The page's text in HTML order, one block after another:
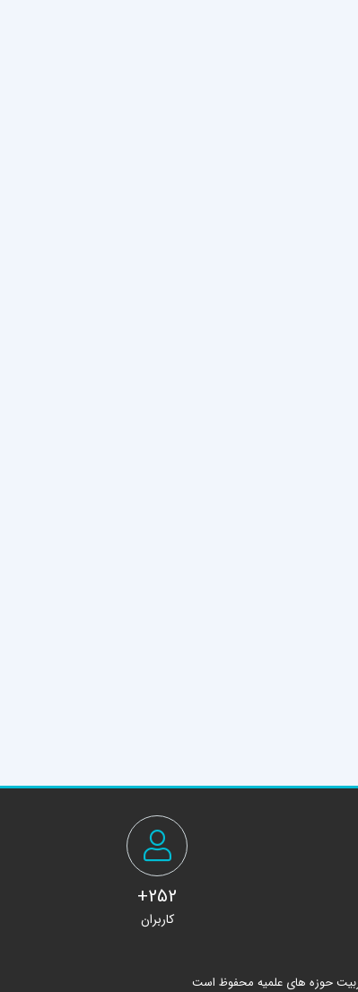
252+
کاربران
حوزه های علمیه محفوظ است